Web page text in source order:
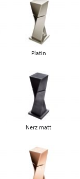
Platin
Nerz matt